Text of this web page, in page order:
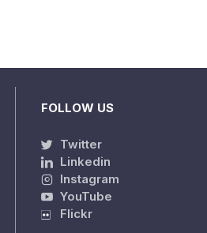
FOLLOW US
Twitter
Linkedin
Instagram
YouTube
Flickr